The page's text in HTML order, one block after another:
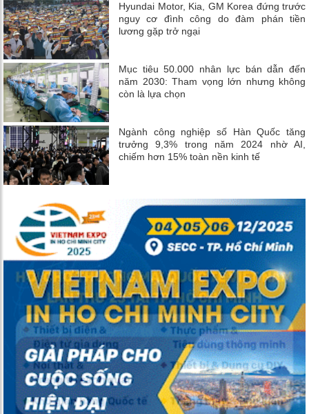
Hyundai Motor, Kia, GM Korea đứng trước
nguy cơ đình công do đàm phán tiền
lương gặp trở ngại
Mục tiêu 50.000 nhân lực bán dẫn đến
năm 2030: Tham vọng lớn nhưng không
còn là lựa chọn
Ngành công nghiệp số Hàn Quốc tăng
trưởng 9,3% trong năm 2024 nhờ AI,
chiếm hơn 15% toàn nền kinh tế